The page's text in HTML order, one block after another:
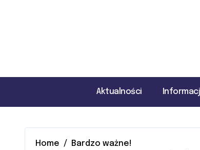
Aktualności
Home
Bardzo ważne!